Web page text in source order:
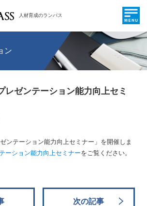
人材育成のランパス
ン
レゼンテーション能力向上セミ
ゼンテーション能力向上セミナー」を開催しま
ーション能力向上セミナーをご覧ください。
次の記事